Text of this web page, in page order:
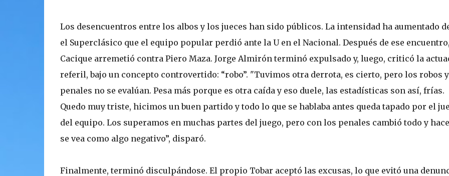
Los desencuentros entre los albos y los jueces han sido públicos. La intensidad ha aumentado
el Superclásico que el equipo popular perdió ante la U en el Nacional. Después de ese
Cacique arremetió contra Piero Maza. Jorge Almirón terminó expulsado y, luego, criticó la
referil, bajo un concepto controvertido: “robo”. "Tuvimos otra derrota, es cierto, pero los robos y
penales no se evalúan. Pesa más porque es otra caída y eso duele, las estadísticas son así, frías.
Quedo muy triste, hicimos un buen partido y todo lo que se hablaba antes queda tapado por el
del equipo. Los superamos en muchas partes del juego, pero con los penales cambió todo y
se vea como algo negativo”, disparó.
Finalmente, terminó disculpándose. El propio Tobar aceptó las excusas, lo que evitó una